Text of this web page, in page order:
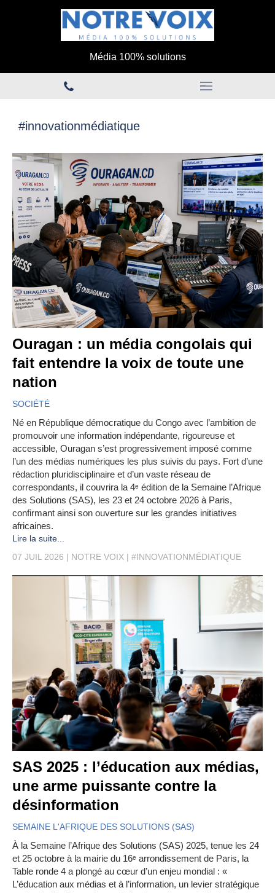
Média 100% solutions
#innovationmédiatique
Ouragan : un média congolais qui
fait entendre la voix de toute une
nation
SOCIÉTÉ
Né en République démocratique du Congo avec l’ambition de
promouvoir une information indépendante, rigoureuse et
accessible, Ouragan s’est progressivement imposé comme
l’un des médias numériques les plus suivis du pays. Fort d’une
rédaction pluridisciplinaire et d’un vaste réseau de
correspondants, il couvrira la 4ᵉ édition de la Semaine l’Afrique
des Solutions (SAS), les 23 et 24 octobre 2026 à Paris,
confirmant ainsi son ouverture sur les grandes initiatives
africaines.
Lire la suite...
07 JUIL 2026
NOTRE VOIX #INNOVATIONMÉDIATIQUE
SAS 2025 : l’éducation aux médias,
une arme puissante contre la
désinformation
SEMAINE L'AFRIQUE DES SOLUTIONS (SAS)
À la Semaine l’Afrique des Solutions (SAS) 2025, tenue les 24
et 25 octobre à la mairie du 16ᵉ arrondissement de Paris, la
Table ronde 4 a plongé au cœur d’un enjeu mondial : «
L’éducation aux médias et à l’information, un levier stratégique